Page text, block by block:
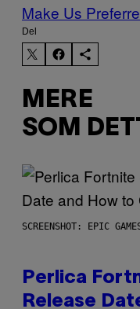
Make Us
Del
MERE
SOM
SCREENSHOT: EPIC
Perlica
Release